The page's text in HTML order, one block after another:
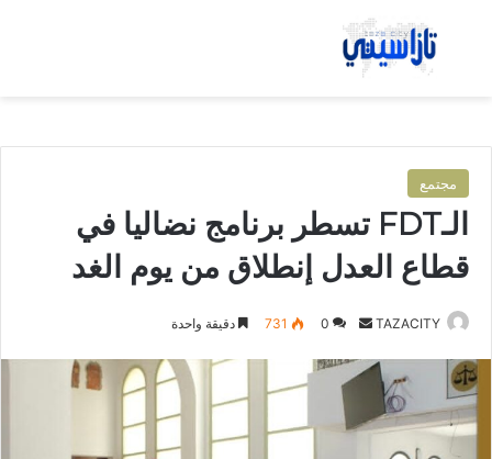
بحث عن
مجتمع
الـFDT تسطر برنامج نضاليا في
قطاع العدل إنطلاق من يوم الغد
TAZACITY
س
ب
0
731 دقيقة واحدة